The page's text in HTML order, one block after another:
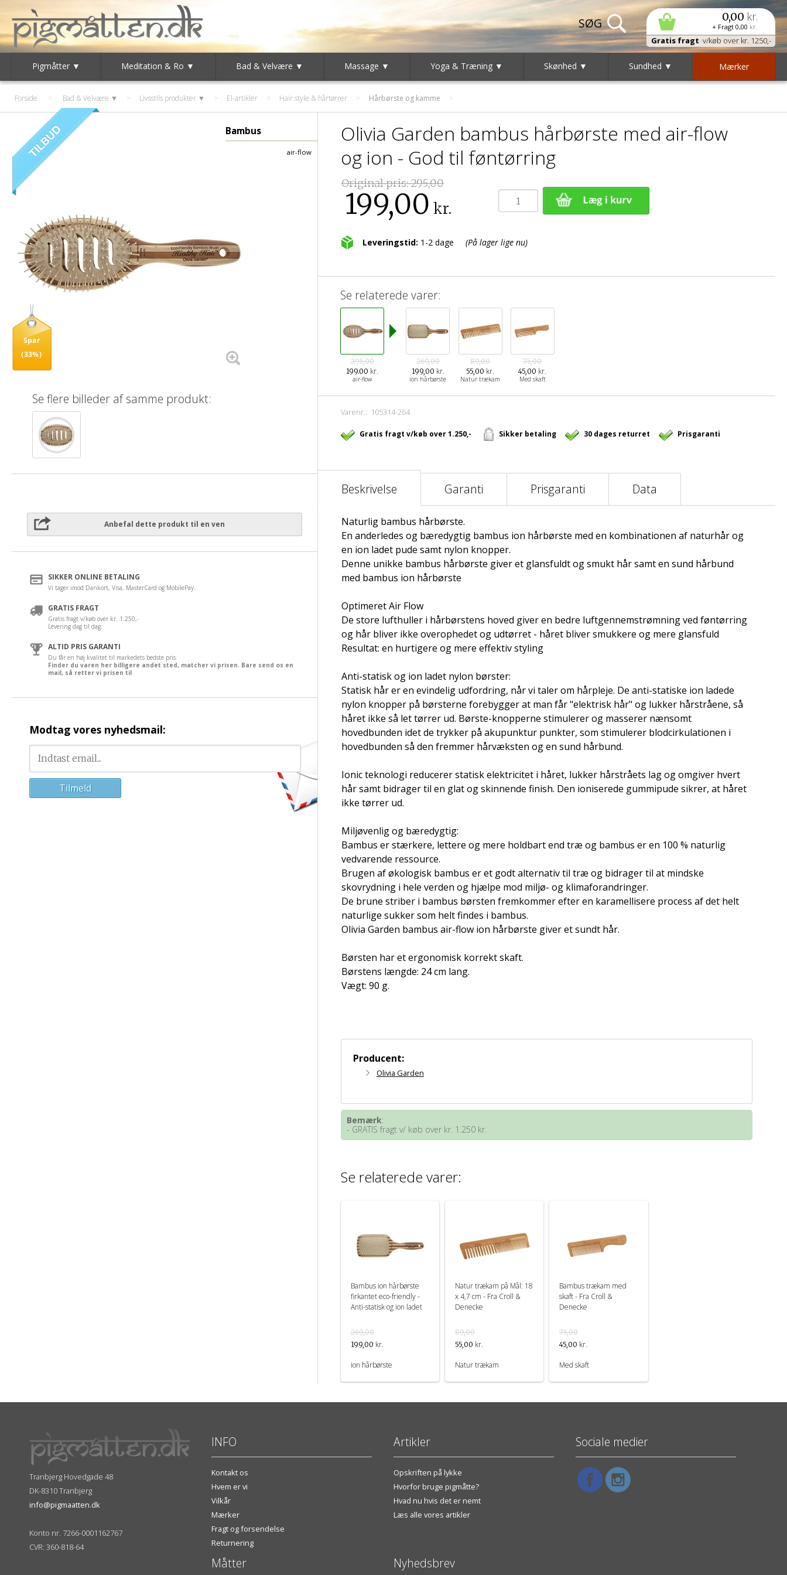
0,00 kr.
+ Fragt 0,00 kr.
Gratis fragt v/køb over kr. 1250,-
Pigmåtter ▼ Meditation & Ro ▼ Bad & Velvære ▼ Massage ▼ Yoga & Træning ▼ Skønhed ▼ Sundhed ▼ Mærker
Forside > Bad & Velvære ▼ > Livsstils produkter ▼ > El-artikler > Hair style & hårtørrer > Hårbørste og kamme
Bambus
air-flow
Spar
(33%)
Se flere billeder af samme produkt:
Olivia Garden bambus hårbørste med air-flow
og ion - God til føntørring
Original pris:295,00
199,00 kr.
Leveringstid: 1-2 dage (På lager lige nu)
Se relaterede varer:
295,00
199.00 kr.
air-flow
269,00
199,00 kr.
ion hårbørste
89,00
55,00 kr.
Natur trækam
75,00
45,00 kr.
Med skaft
Varenr.: 105314-264
Gratis fragt v/køb over 1.250,- Sikker betaling 30 dages returret Prisgaranti
Beskrivelse Garanti Prisgaranti Data
Naturlig bambus hårbørste.
En anderledes og bæredygtig bambus ion hårbørste med en kombinationen af naturhår og
en ion ladet pude samt nylon knopper.
Denne unikke bambus hårbørste giver et glansfuldt og smukt hår samt en sund hårbund
med bambus ion hårbørste
Optimeret Air Flow
De store lufthuller i hårbørstens hoved giver en bedre luftgennemstrømning ved føntørring
og hår bliver ikke overophedet og udtørret - håret bliver smukkere og mere glansfuld
Resultat: en hurtigere og mere effektiv styling
Anti-statisk og ion ladet nylon børster:
Statisk hår er en evindelig udfordring, når vi taler om hårpleje. De anti-statiske ion ladede
nylon knopper på børsterne forebygger at man får "elektrisk hår" og lukker hårstråene, så
håret ikke så let tørrer ud. Børste-knopperne stimulerer og masserer nænsomt
hovedbunden idet de trykker på akupunktur punkter, som stimulerer blodcirkulationen i
hovedbunden så den fremmer hårvæksten og en sund hårbund.
Ionic teknologi reducerer statisk elektricitet i håret, lukker hårstråets lag og omgiver hvert
hår samt bidrager til en glat og skinnende finish. Den ioniserede gummipude sikrer, at håret
ikke tørrer ud.
Miljøvenlig og bæredygtig:
Bambus er stærkere, lettere og mere holdbart end træ og bambus er en 100 % naturlig
vedvarende ressource.
Brugen af ​​økologisk bambus er et godt alternativ til træ og bidrager til at mindske
skovrydning i hele verden og hjælpe mod miljø- og klimaforandringer.
De brune striber i bambus børsten fremkommer efter en karamellisere process af det helt
naturlige sukker som helt findes i bambus.
Olivia Garden bambus air-flow ion hårbørste giver et sundt hår.
Børsten har et ergonomisk korrekt skaft.
Børstens længde: 24 cm lang.
Vægt: 90 g.
Producent:
Olivia Garden
Bemærk:
- GRATIS fragt v/ køb over kr. 1.250 kr.
Se relaterede varer:
Bambus ion hårbørste
firkantet eco-friendly -
Anti-statisk og ion ladet
269,00
199,00 kr.
ion hårbørste
Natur trækam på Mål: 18
x 4,7 cm - Fra Croll &
Denecke
89,00
55,00 kr.
Natur trækam
Bambus trækam med
skaft - Fra Croll &
Denecke
75,00
45,00 kr.
Med skaft
Anbefal dette produkt til en ven
SIKKER ONLINE BETALING
Vi tager imod Dankort, Visa, MasterCard og MobilePay.
GRATIS FRAGT
Gratis fragt v/køb over kr. 1.250,-
Levering dag til dag.
ALTID PRIS GARANTI
Du får en høj kvalitet til markedets bedste pris.
Finder du varen her billigere andet sted, matcher vi prisen. Bare send os en
mail, så retter vi prisen til
Modtag vores nyhedsmail:
Tranbjerg Hovedgade 48
DK-8310 Tranbjerg
info@pigmaatten.dk
Konto nr. 7266-0001162767
CVR: 360-818-64
INFO
Kontakt os
Hvem er vi
Vilkår
Mærker
Fragt og forsendelse
Returnering
Måtter
Artikler
Opskriften på lykke
Hvorfor bruge pigmåtte?
Hvad nu hvis det er nemt
Læs alle vores artikler
Nyhedsbrev
Sociale medier